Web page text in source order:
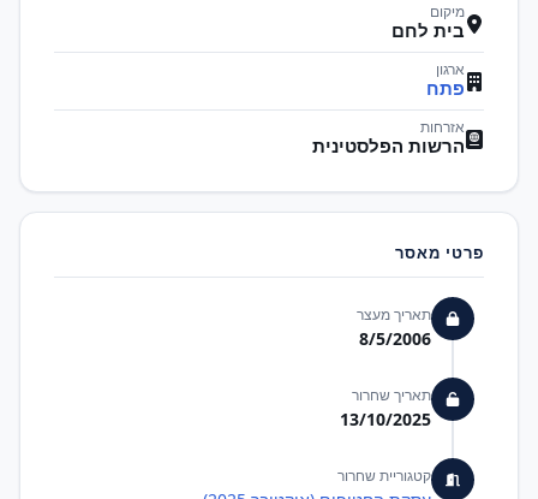
מיקום
בית לחם
ארגון
פתח
אזרחות
הרשות הפלסטינית
פרטי מאסר
תאריך מעצר
8/5/2006
תאריך שחרור
13/10/2025
קטגוריית שחרור